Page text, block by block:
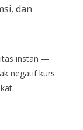
dan
instan —
negatif kurs